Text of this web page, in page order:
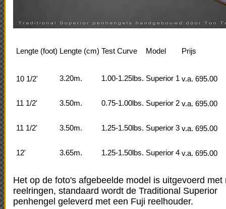
Lengte (foot) Lengte (cm) Test Curve Model Prijs
10 1/2' 3.20m. 1.00-1.25lbs. Superior 1 v.a. 695.00
11 1/2' 3.50m. 0.75-1.00lbs. Superior 2 v.a. 695.00
11 1/2' 3.50m. 1.25-1.50lbs. Superior 3 v.a. 695.00
12' 3.65m. 1.25-1.50lbs. Superior 4 v.a. 695.00
Het op de foto's afgebeelde model is uitgevoerd met
reelringen, standaard wordt de Traditional Superior
penhengel geleverd met een Fuji reelhouder.